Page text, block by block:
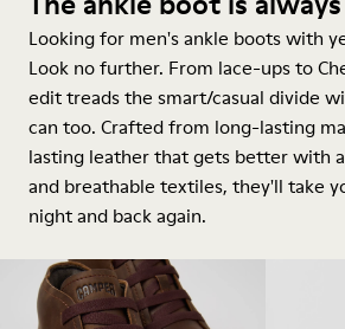
Looking for men's ankle boots with
Look no further. From lace-ups to
edit treads the smart/casual divide
can too. Crafted from long-lasting
lasting leather that gets better with
and breathable textiles, they'll take
night and back again.